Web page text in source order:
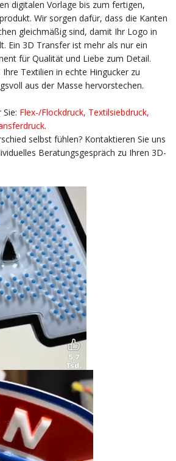
digitalen Vorlage bis zum fertigen,
Wir sorgen dafür, dass die Kanten
gleichmäßig sind, damit Ihr Logo in
Ein 3D Transfer ist mehr als nur ein
für Qualität und Liebe zum Detail.
Textilien in echte Hingucker zu
aus der Masse hervorstechen.
Flex-/Flockdruck, Textilsiebdruck,
.
selbst fühlen? Kontaktieren Sie uns
Beratungsgespräch zu Ihren 3D-